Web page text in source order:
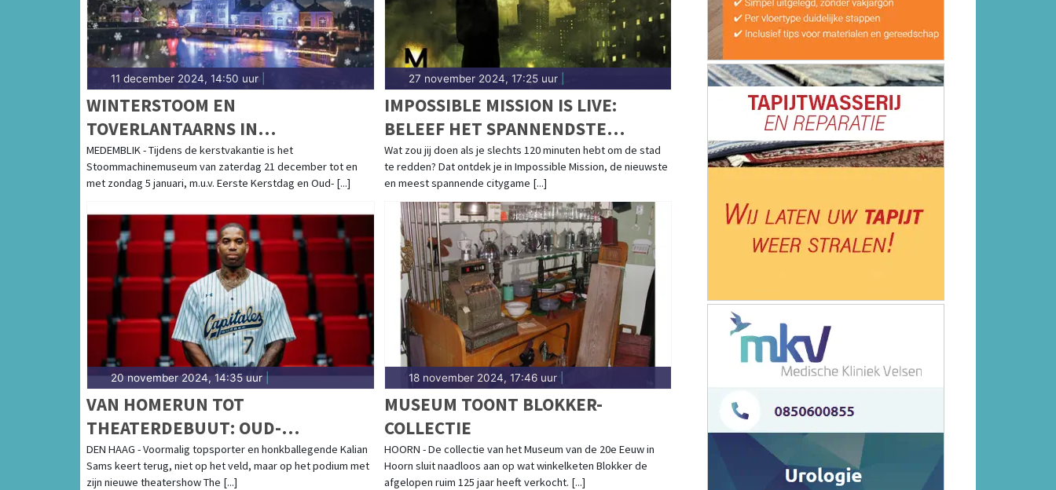
11 december 2024, 14:50 uur
WINTERSTOOM EN
TOVERLANTAARNS IN
STOOMMACHINEMUSEUM
MEDEMBLIK - Tijdens de kerstvakantie is het
Stoommachinemuseum van zaterdag 21 december tot en
met zondag 5 januari, m.u.v. Eerste Kerstdag en Oud- [...]
27 november 2024, 17:25 uur|
IMPOSSIBLE MISSION IS LIVE:
BELEEF HET SPANNENDSTE
STADSSPEL NU MET KORTING!
Wat zou jij doen als je slechts 120 minuten hebt om de stad
te redden? Dat ontdek je in Impossible Mission, de nieuwste
en meest spannende citygame [...]
20 november 2024, 14:35 uur|
VAN HOMERUN TOT
THEATERDEBUUT: OUD-
PROFHONKBALLER KALIAN SAMS
DEELT ZIJN ONGEHOORDE
DEN HAAG - Voormalig topsporter en honkballegende Kalian
Sams keert terug, niet op het veld, maar op het podium met
zijn nieuwe theatershow The [...]
18 november 2024, 17:46 uur|
MUSEUM TOONT BLOKKER-
COLLECTIE
HOORN - De collectie van het Museum van de 20e Eeuw in
Hoorn sluit naadloos aan op wat winkelketen Blokker de
afgelopen ruim 125 jaar heeft verkocht. [...]